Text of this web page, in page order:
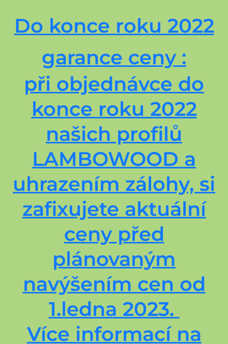
Do konce roku 2022
garance ceny :
při objednávce do
konce roku 2022
našich profilů
LAMBOWOOD a
uhrazením zálohy, si
zafixujete aktuální
ceny před
plánovaným
navýšením cen od
1.ledna 2023.
Více informací na